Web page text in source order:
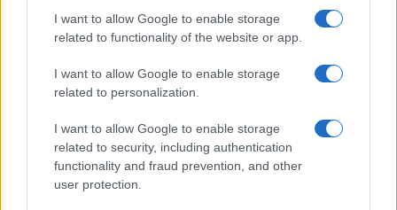
I want to allow Google to enable storage
related to functionality of the website or app.
I want to allow Google to enable storage
related to personalization.
I want to allow Google to enable storage
related to security, including authentication
functionality and fraud prevention, and other
user protection.
18η συνεχόμενη χρονιά για τον ΟΤΕ στη διεθνή σειρά
δεικτών FTSE4Good
Alpha Bank: Για πρώτη φορά το Αρχαίο Θέατρο Επιδαύρου
άνοιξε τις πύλες του σε όλους